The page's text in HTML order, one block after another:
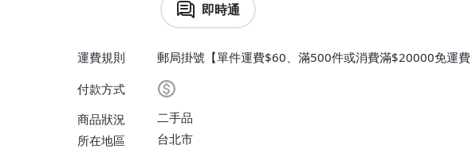
即時通
運費規則
郵局掛號【單件運費$60、滿500件或消費滿$20000免運費
付款方式
商品狀況
二手品
所在地區
台北市